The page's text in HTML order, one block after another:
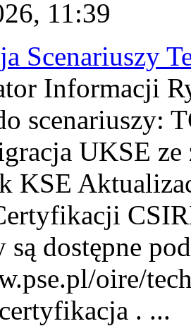
11:39
Scenariuszy
Informacji
scenariuszy:
UKSE
KSE
dostępne
oire/
. ...